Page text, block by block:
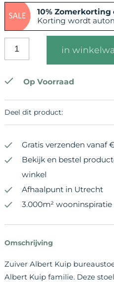
10% Zomerkorting
Korting wordt
in
Op Voorraad
Deel dit product:
Gratis verzenden vanaf
Bekijk en bestel
winkel
Afhaalpunt in Utrecht
3.000m² wooninspiratie
Omschrijving
Zuiver Albert Kuip
Albert Kuip familie. Deze